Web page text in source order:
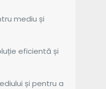
mediu și
eficientă și
și pentru a